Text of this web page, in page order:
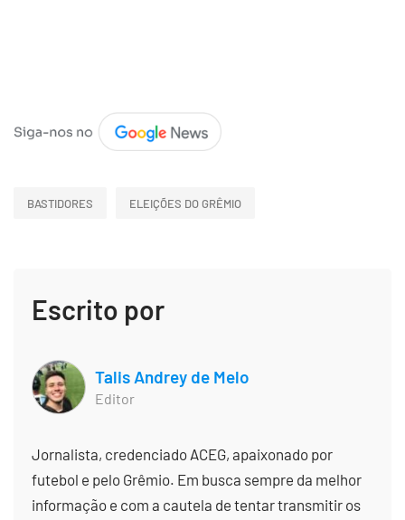
BASTIDORES ELEIÇÕES DO GRÊMIO
Escrito por
Talis Andrey de Melo
Editor
Jornalista, credenciado ACEG, apaixonado por
futebol e pelo Grêmio. Em busca sempre da melhor
informação e com a cautela de tentar transmitir os